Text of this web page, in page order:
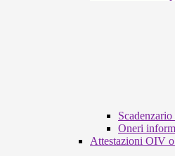
Oneri
Attestazioni OIV o